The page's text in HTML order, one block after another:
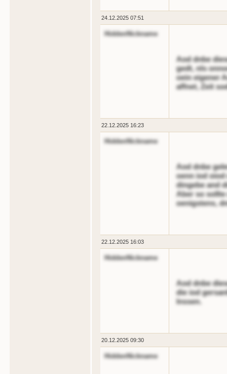
24.12.2025 07:51
HiddenNickname
Aod dnbe
gedt, nls
oein eigener
affnet, Zeit
22.12.2025 16:23
HiddenNickname
Aod dnbe
oenn iod oiod
dingebe and
Aber so
oenigstens,
22.12.2025 16:03
HiddenNickname
Aod dnbe
die iod
lnssen.
20.12.2025 09:30
HiddenNickname